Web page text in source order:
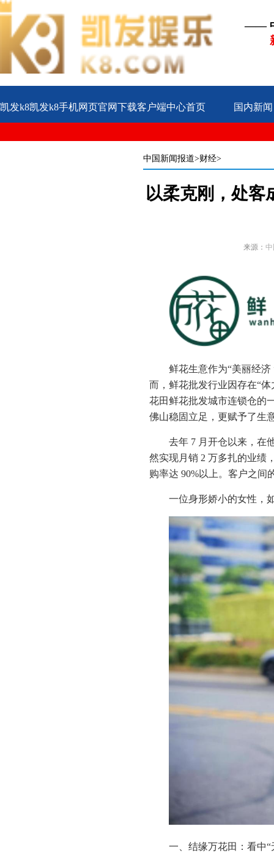
——
凯发k8凯发k8手机网页官网下载客户端中心首页 国内新闻
中国新闻报道>财经>
以柔克刚，处客
来源：
鲜花生意作为“美丽经
而，鲜花批发行业因存在“
花田鲜花批发城市连锁仓的
佛山稳固立足，更赋予了生
去年 7 月开仓以来，在
然实现月销 2 万多扎的业绩
购率达 90%以上。客户之间
一位身形娇小的女性，
一、结缘万花田：看中